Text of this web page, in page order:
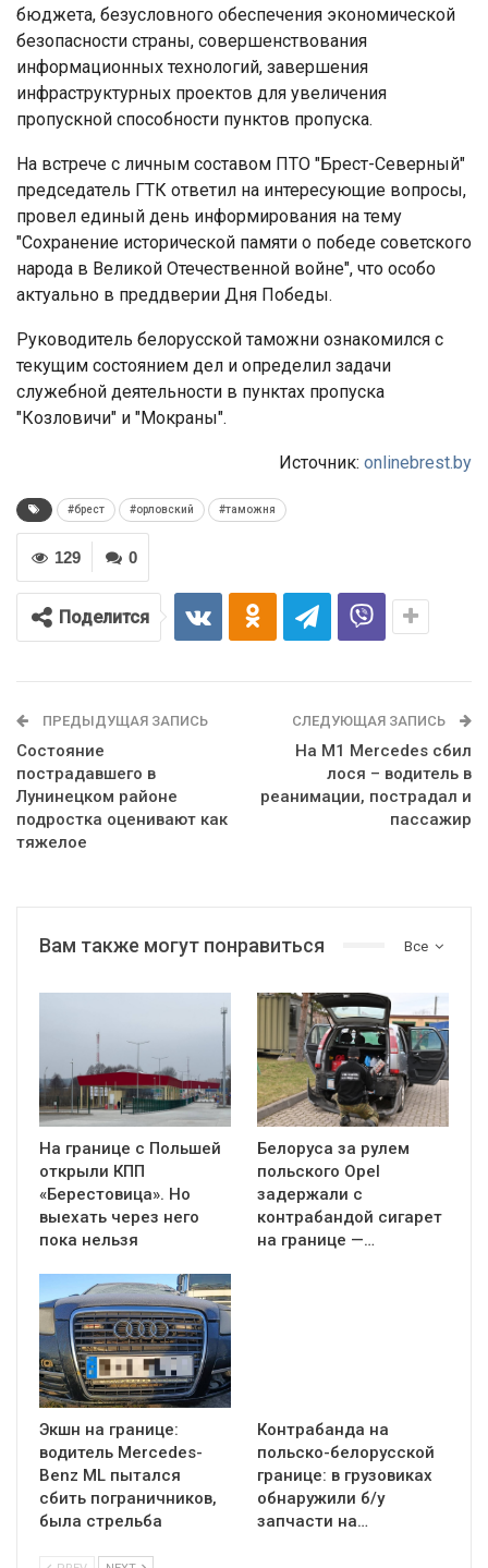
бюджета, безусловного обеспечения экономической
безопасности страны, совершенствования
информационных технологий, завершения
инфраструктурных проектов для увеличения
пропускной способности пунктов пропуска.
На встрече с личным составом ПТО "Брест-Северный"
председатель ГТК ответил на интересующие вопросы,
провел единый день информирования на тему
"Сохранение исторической памяти о победе советского
народа в Великой Отечественной войне", что особо
актуально в преддверии Дня Победы.
Руководитель белорусской таможни ознакомился с
текущим состоянием дел и определил задачи
служебной деятельности в пунктах пропуска
"Козловичи" и "Мокраны".
Источник: onlinebrest.by
#брест #орловский #таможня
0
129
Поделится
ПРЕДЫДУЩАЯ ЗАПИСЬ
Состояние
пострадавшего в
Лунинецком районе
подростка оценивают как
тяжелое
СЛЕДУЮЩАЯ ЗАПИСЬ
На М1 Mercedes сбил
лося – водитель в
реанимации, пострадал и
пассажир
Все
Вам также могут понравиться
На границе с Польшей
открыли КПП
«Берестовица». Но
выехать через него
пока нельзя
Белоруса за рулем
польского Opel
задержали с
контрабандой сигарет
на границе —…
Экшн на границе:
водитель Mercedes-
Benz ML пытался
сбить пограничников,
была стрельба
Контрабанда на
польско-белорусской
границе: в грузовиках
обнаружили б/у
запчасти на…